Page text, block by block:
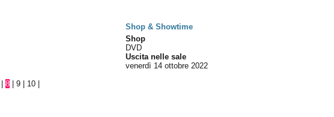
Shop & Showtime
|8 |9 10
Shop
DVD
Uscita nelle sale
venerdì 14 ottobre 2022